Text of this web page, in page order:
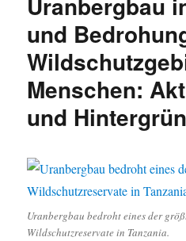
und
Menschen:
und
Uranbergbau bedroht eines der
Wildschutzreservate in Tanzania.